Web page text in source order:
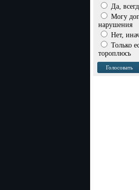
Да,
Могу
нарушения
Нет,
Только
тороплюсь